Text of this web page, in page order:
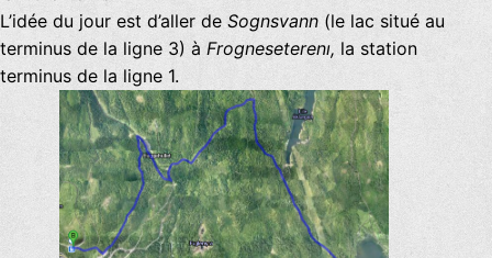
L’idée du jour est d’aller de Sognsvann (le lac situé au
terminus de la ligne 3) à Frogneseterenı, la station
terminus de la ligne 1.